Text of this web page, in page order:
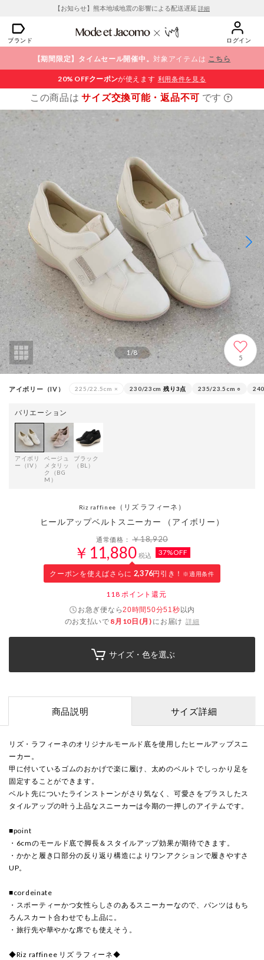
【お知らせ】熊本地域地震の影響による配送遅延 詳細
ブランド ログイン
【期間限定】タイムセール開催中。対象アイテムは こちら
20% OFFクーポンが使えます 利用条件を見る
この商品はサイズ交換可能・返品不可 です
1/8
5
アイボリー（IV） 225/22.5cm × 230/23cm 残り3点 235/23.5cm ○
バリエーション
アイボリ
ー（IV）
ベージュ
メタリッ
ク（BG
M）
ブラック
（BL）
Riz raffinee （リズ ラフィーネ）
ヒールアップベルトスニーカー （アイボリー）
通常価格：￥18,920
￥11,880 税込 37%OFF
クーポンを使えばさらに 2,376円引き！ ※適用条件
118 ポイント還元
お急ぎ便なら20時間50分50秒以内
のお支払いで 8月10日(月) にお届け 詳細
サイズ・色を選ぶ
商品説明 サイズ詳細
リズ・ラフィーネのオリジナルモールド底を使用したヒールアップスニ
ーカー。
甲に付いているゴムのおかげで楽に履け、太めのベルトでしっかり足を
固定することができます。
ベルト先についたラインストーンがさり気なく、可愛さをプラスしたス
タイルアップの叶う上品なスニーカーは今期の一押しのアイテムです。
■point
・6cmのモールド底で脚長＆スタイルアップ効果が期待できます。
・かかと履き口部分の反り返り構造によりワンアクションで履きやすさ
UP。
■cordeinate
・スポーティーかつ女性らしさのあるスニーカーなので、パンツはもち
ろんスカート合わせでも上品に。
・旅行先や華やかな席でも使えそう。
◆Riz raffinee リズ ラフィーネ◆